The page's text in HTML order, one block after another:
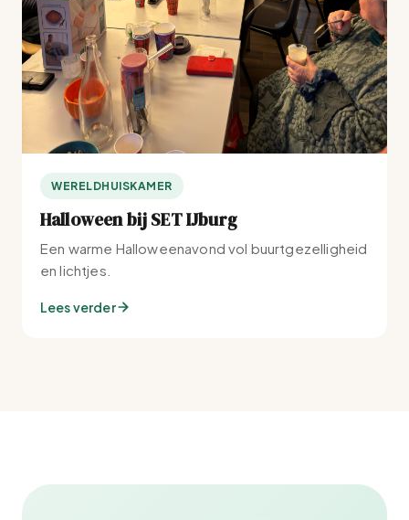
WERELDHUISKAMER
Halloween bij SET IJburg
Een warme Halloweenavond vol buurtgezelligheid
en lichtjes.
Lees verder